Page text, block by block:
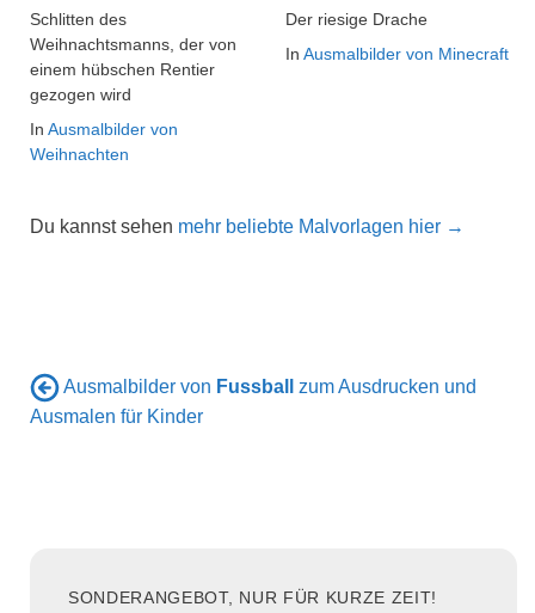
Schlitten des
Weihnachtsmanns, der von
einem hübschen Rentier
gezogen wird
In Ausmalbilder von
Weihnachten
Der riesige Drache
In Ausmalbilder von Minecraft
Du kannst sehen mehr beliebte Malvorlagen hier →
Ausmalbilder von Fussball
zum Ausdrucken und
Ausmalen für Kinder
SONDERANGEBOT, NUR FÜR KURZE ZEIT!